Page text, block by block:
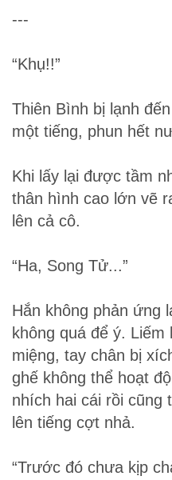
---
“Khụ!!”
Thiên Bình bị lạnh
một tiếng, phun hết
Khi lấy lại được tầm
thân hình cao lớn vẽ
lên cả cô.
“Ha, Song Tử...”
Hắn không phản ứng
không quá để ý.
miệng, tay chân bị
ghế không thể hoạt
nhích hai cái rồi cũng
lên tiếng cợt nhả.
“Trước đó chưa kịp